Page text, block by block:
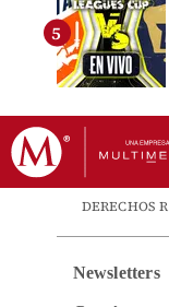
DERECHOS
Newsletters